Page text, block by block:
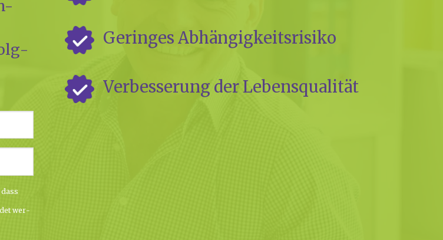
wer­
Gerin­ges Abhän­gig­keits­ri­si­ko
Ver­bes­se­rung der Lebens­qua­li­tät